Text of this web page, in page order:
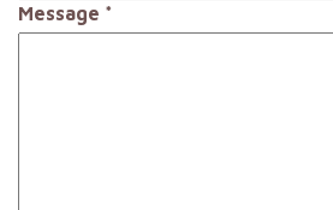
Message *